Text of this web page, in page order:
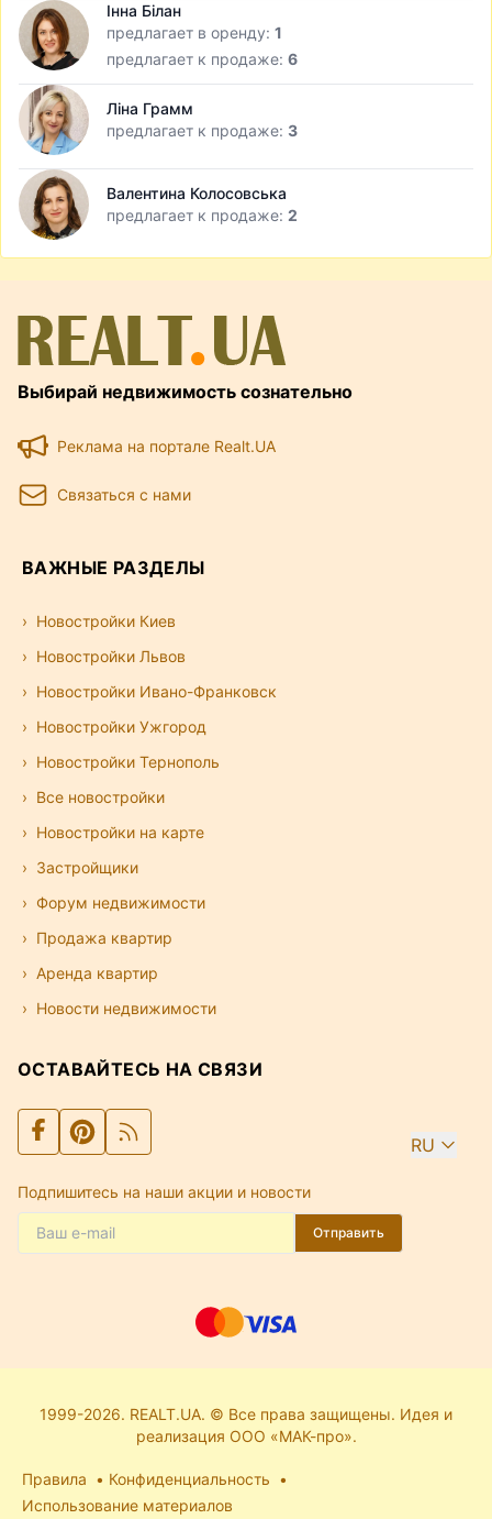
Інна Білан
предлагает в оренду: 1
предлагает к продаже: 6
Ліна Грамм
предлагает к продаже: 3
Валентина Колосовська
предлагает к продаже: 2
Выбирай недвижимость сознательно
Реклама на портале Realt.UA
Связаться с нами
ВАЖНЫЕ РАЗДЕЛЫ
Новостройки Киев
Новостройки Львов
Новостройки Ивано-Франковск
Новостройки Ужгород
Новостройки Тернополь
Все новостройки
Новостройки на карте
Застройщики
Форум недвижимости
Продажа квартир
Аренда квартир
Новости недвижимости
ОСТАВАЙТЕСЬ НА СВЯЗИ
RU
Подпишитесь на наши акции и новости
Отправить
1999-2026. REALT.UA. © Все права защищены. Идея и
реализация ООО «МАК-про».
Правила
Конфиденциальность
Использование материалов